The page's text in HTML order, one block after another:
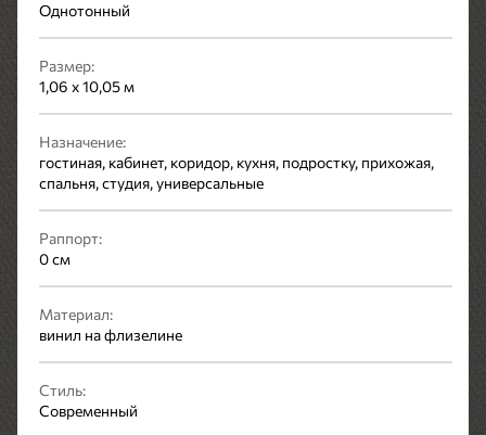
Однотонный
Размер:
1,06 x 10,05 м
Назначение:
гостиная, кабинет, коридор, кухня, подростку, прихожая,
спальня, студия, универсальные
Раппорт:
0 см
Материал:
винил на флизелине
Стиль:
Современный